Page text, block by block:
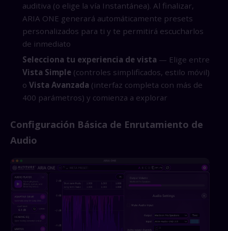
auditiva (o elige la vía Instantánea). Al finalizar,
ARIA ONE generará automáticamente presets
personalizados para ti y te permitirá escucharlos
de inmediato
Selecciona tu experiencia de vista — Elige entre
Vista Simple (controles simplificados, estilo móvil)
o Vista Avanzada (interfaz completa con más de
400 parámetros) y comienza a explorar
Configuración Básica de Enrutamiento de
Audio